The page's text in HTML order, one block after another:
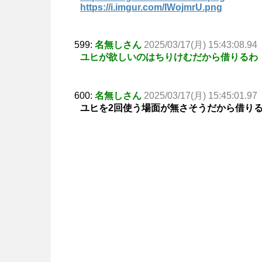
https://i.imgur.com/IWojmrU.png
599: 名無しさん 2025/03/17(月) 15:43:08.94
ユヒが欲しいのはちりけむだから借りるわ
600: 名無しさん 2025/03/17(月) 15:45:01.97
ユヒを2回使う場面が無さそうだから借り